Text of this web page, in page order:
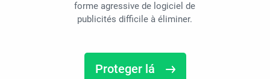
forme agressive de logiciel de
publicités difficile à éliminer.
Proteger lá